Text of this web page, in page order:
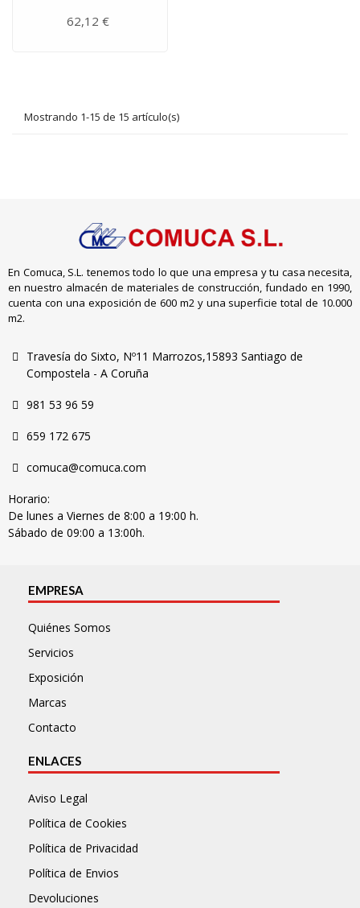
62,12 €
Mostrando 1-15 de 15 artículo(s)
En Comuca, S.L. tenemos todo lo que una empresa y tu casa necesita,
en nuestro almacén de materiales de construcción, fundado en 1990,
cuenta con una exposición de 600 m2 y una superficie total de 10.000
m2.
Travesía do Sixto, Nº11 Marrozos,15893 Santiago de
Compostela - A Coruña
981 53 96 59
659 172 675
comuca@comuca.com
Horario:
De lunes a Viernes de 8:00 a 19:00 h.
Sábado de 09:00 a 13:00h.
EMPRESA
Quiénes Somos
Servicios
Exposición
Marcas
Contacto
ENLACES
Aviso Legal
Política de Cookies
Política de Privacidad
Política de Envios
Devoluciones